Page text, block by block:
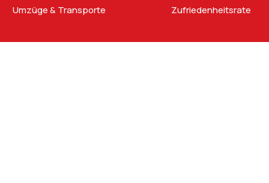
Umzüge & Transporte Zufriedenheitsrate